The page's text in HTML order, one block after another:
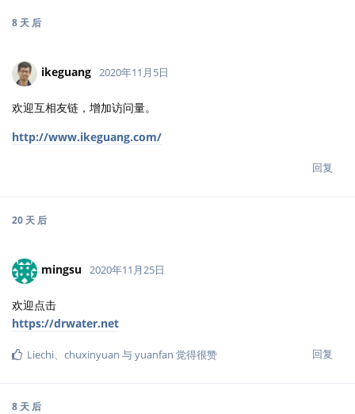
8 天 后
ikeguang 2020年11月5日
欢迎互相友链，增加访问量。
http://www.ikeguang.com/
回复
20 天 后
mingsu 2020年11月25日
欢迎点击
https://drwater.net
回复
Liechi chuxinyuan 与yuanfan 觉得很赞
8 天 后